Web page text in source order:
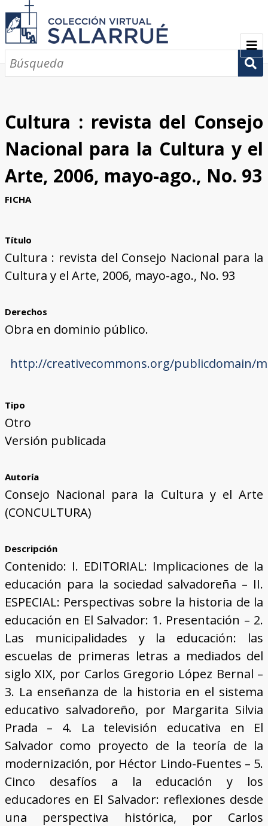
PRESENTACIÓN
COLECCIONES
GALERÍA
Cultura : revista del Consejo
Nacional para la Cultura y el
Arte, 2006, mayo-ago., No. 93
FICHA
Título
Cultura : revista del Consejo Nacional para la
Cultura y el Arte, 2006, mayo-ago., No. 93
Derechos
Obra en dominio público.
http://creativecommons.org/publicdomain/
Tipo
Otro
Versión publicada
Autoría
Consejo Nacional para la Cultura y el Arte
(CONCULTURA)
Descripción
Contenido: I. EDITORIAL: Implicaciones de la
educación para la sociedad salvadoreña – II.
ESPECIAL: Perspectivas sobre la historia de la
educación en El Salvador: 1. Presentación – 2.
Las municipalidades y la educación: las
escuelas de primeras letras a mediados del
siglo XIX, por Carlos Gregorio López Bernal –
3. La enseñanza de la historia en el sistema
educativo salvadoreño, por Margarita Silvia
Prada – 4. La televisión educativa en El
Salvador como proyecto de la teoría de la
modernización, por Héctor Lindo-Fuentes – 5.
Cinco desafíos a la educación y los
educadores en El Salvador: reflexiones desde
una perspectiva histórica, por Carlos